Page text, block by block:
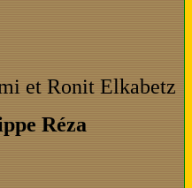
et Ronit Elkabetz
Réza